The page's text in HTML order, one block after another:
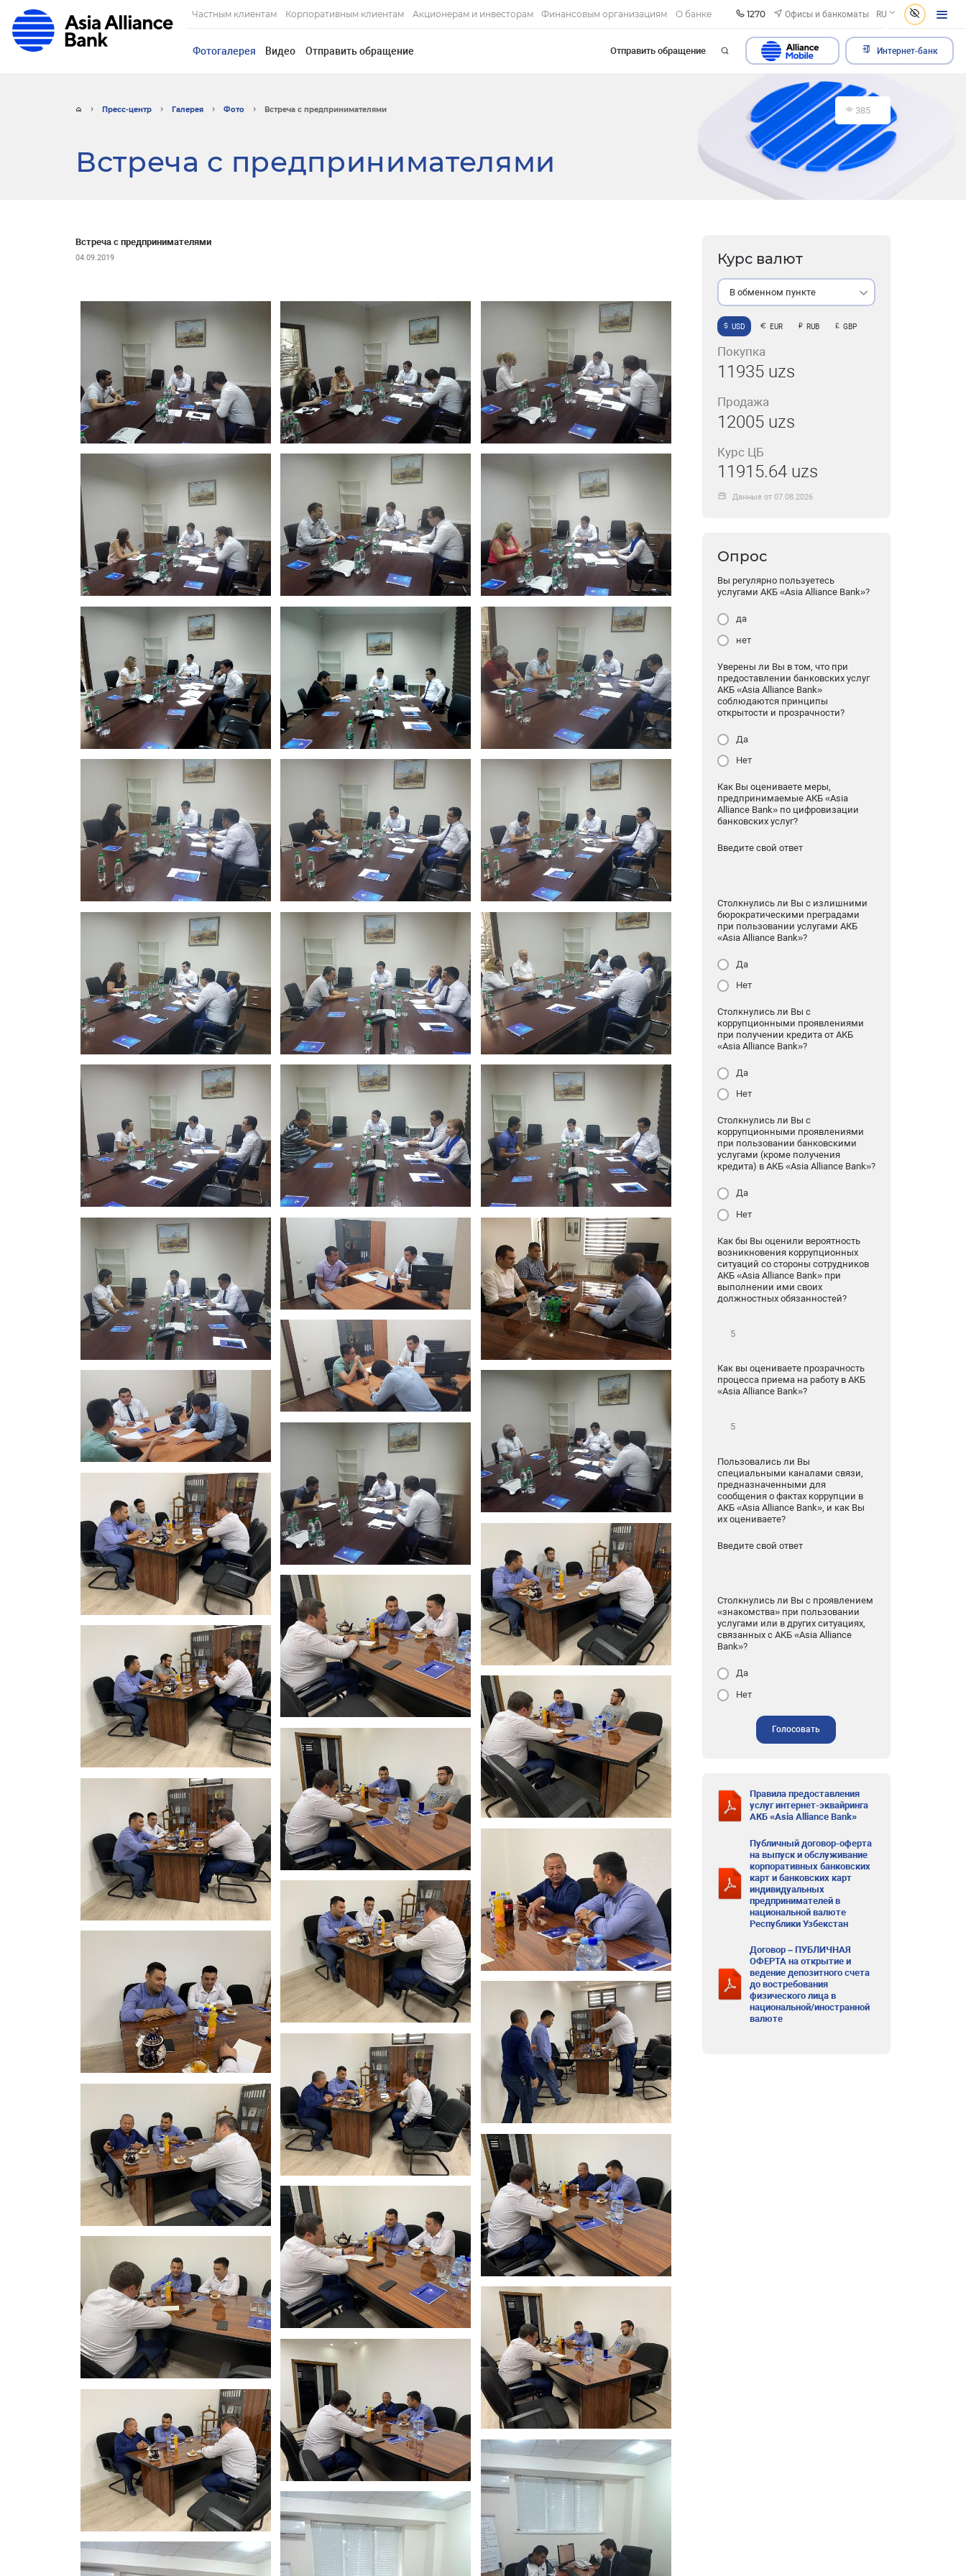
Частным клиентам Корпоративным клиентам Акционерам и инвесторам Финансовым организациям О банке 1270 Офисы и банкоматы RU
Фотогалерея Видео Отправить обращение Отправить обращение Интернет-банк
Пресс-центр Галерея Фото Встреча с предпринимателями 385
Встреча с предпринимателями
Встреча с предпринимателями
04.09.2019 Курс валют
В обменном пункте
USD EUR RUB GBP
Покупка
11935 uzs
Продажа
12005 uzs
Курс ЦБ
11915.64 uzs
Данные от 07.08.2026
Опрос
Вы регулярно пользуетесь
услугами АКБ «Asia Alliance Bank»?
да
нет
Уверены ли Вы в том, что при
предоставлении банковских услуг
АКБ «Asia Alliance Bank»
соблюдаются принципы
открытости и прозрачности?
Да
Нет
Как Вы оцениваете меры,
предпринимаемые АКБ «Asia
Alliance Bank» по цифровизации
банковских услуг?
Введите свой ответ
Столкнулись ли Вы с излишними
бюрократическими преградами
при пользовании услугами АКБ
«Asia Alliance Bank»?
Да
Нет
Столкнулись ли Вы с
коррупционными проявлениями
при получении кредита от АКБ
«Asia Alliance Bank»?
Да
Нет
Столкнулись ли Вы с
коррупционными проявлениями
при пользовании банковскими
услугами (кроме получения
кредита) в АКБ «Asia Alliance Bank»?
Да
Нет
Как бы Вы оценили вероятность
возникновения коррупционных
ситуаций со стороны сотрудников
АКБ «Asia Alliance Bank» при
выполнении ими своих
должностных обязанностей?
Как вы оцениваете прозрачность
процесса приема на работу в АКБ
«Asia Alliance Bank»?
Пользовались ли Вы
специальными каналами связи,
предназначенными для
сообщения о фактах коррупции в
АКБ «Asia Alliance Bank», и как Вы
их оцениваете?
Введите свой ответ
Столкнулись ли Вы с проявлением
«знакомства» при пользовании
услугами или в других ситуациях,
связанных с АКБ «Asia Alliance
Bank»?
Да
Нет
Голосовать
Правила предоставления
услуг интернет-эквайринга
АКБ «Asia Alliance Bank»
Публичный договор-оферта
на выпуск и обслуживание
корпоративных банковских
карт и банковских карт
индивидуальных
предпринимателей в
национальной валюте
Республики Узбекстан
Договор – ПУБЛИЧНАЯ
ОФЕРТА на открытие и
ведение депозитного счета
до востребования
физического лица в
национальной/иностранной
валюте